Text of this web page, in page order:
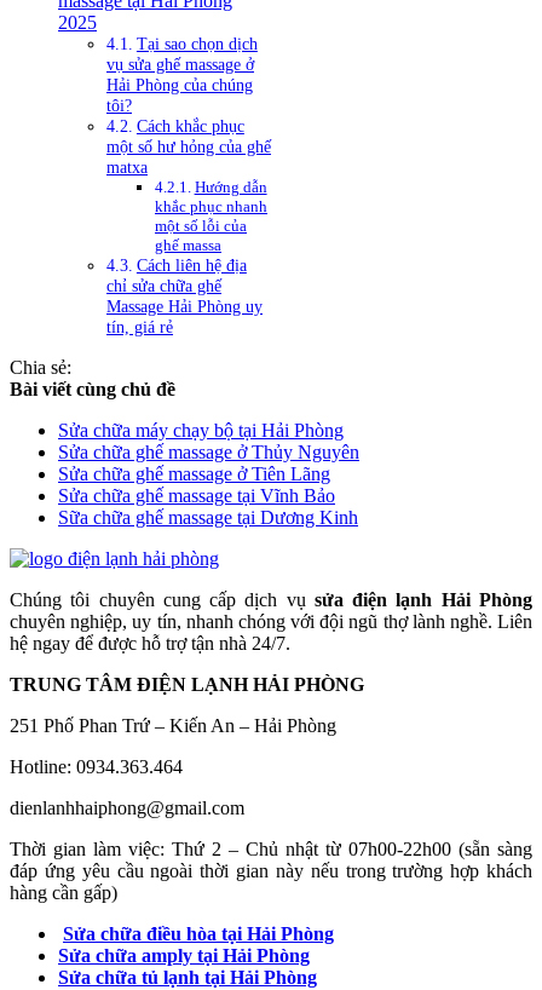
2025
Tại sao chọn dịch
vụ sửa ghế massage ở
Hải Phòng của chúng
tôi?
Cách khắc phục
một số hư hỏng của ghế
matxa
Hướng dẫn
khắc phục nhanh
một số lỗi của
ghế massa
Cách liên hệ địa
chỉ sửa chữa ghế
Massage Hải Phòng uy
tín, giá rẻ
Chia sẻ:
Bài viết cùng chủ đề
Sửa chữa máy chạy bộ tại Hải Phòng
Sửa chữa ghế massage ở Thủy Nguyên
Sửa chữa ghế massage ở Tiên Lãng
Sửa chữa ghế massage tại Vĩnh Bảo
Sữa chữa ghế massage tại Dương Kinh
Chúng tôi chuyên cung cấp dịch vụ sửa điện lạnh Hải Phòng
chuyên nghiệp, uy tín, nhanh chóng với đội ngũ thợ lành nghề. Liên
hệ ngay để được hỗ trợ tận nhà 24/7.
TRUNG TÂM ĐIỆN LẠNH HẢI PHÒNG
251 Phố Phan Trứ – Kiến An – Hải Phòng
Hotline: 0934.363.464
dienlanhhaiphong@gmail.com
Thời gian làm việc: Thứ 2 – Chủ nhật từ 07h00-22h00 (sẵn sàng
đáp ứng yêu cầu ngoài thời gian này nếu trong trường hợp khách
hàng cần gấp)
Sửa chữa điều hòa tại Hải Phòng
Sửa chữa amply tại Hải Phòng
Sửa chữa tủ lạnh tại Hải Phòng